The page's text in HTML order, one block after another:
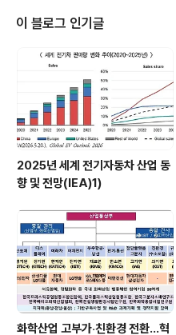
우, 러시아 원유 수입국의 모든 제품에
관세”를 부과할 것이라 경고함. ∙ 로이터
인용해 OPEC+가 9월 증산량을 55만b/
고 보도했고, 견고한 세계 석유 수요 증가
의 주요 요인으로 지목됨(Reuters, 7...
이 블로그 인기글
2025년 세계 전기자동차 산업 동
향 및 전망(IEA)1)
화학산업 고부가‧친환경 전환…혁